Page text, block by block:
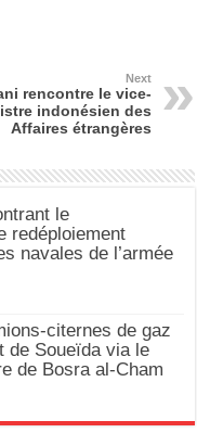
Next
rencontre le vice-
indonésien des
Affaires étrangères
le
redéploiement
navales de l’armée
citernes de gaz
de Soueïda via le
de Bosra al-Cham